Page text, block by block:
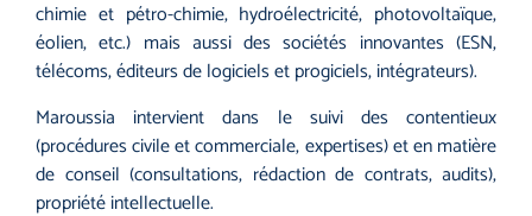
chimie et pétro-chimie, hydroélectricité, photovoltaïque,
éolien, etc.) mais aussi des sociétés innovantes (ESN,
télécoms, éditeurs de logiciels et progiciels, intégrateurs).
Maroussia intervient dans le suivi des contentieux
(procédures civile et commerciale, expertises) et en matière
de conseil (consultations, rédaction de contrats, audits),
propriété intellectuelle.